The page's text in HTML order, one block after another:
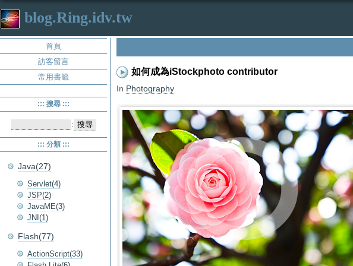
blog.Ring.idv.tw
如何成為iStockphoto contributor
In Photography
首頁
訪客留言
常用書籤
::: 搜尋 :::
:
::: 分類 :::
Java(27)
Servlet(4)
JSP(2)
JavaME(3)
JNI(1)
Flash(77)
ActionScript(33)